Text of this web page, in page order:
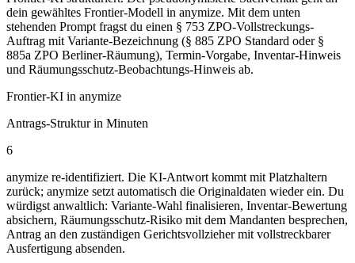
dein gewähltes Frontier-Modell in anymize. Mit dem unten
stehenden Prompt fragst du einen § 753 ZPO-Vollstreckungs-
Auftrag mit Variante-Bezeichnung (§ 885 ZPO Standard oder §
885a ZPO Berliner-Räumung), Termin-Vorgabe, Inventar-Hinweis
und Räumungsschutz-Beobachtungs-Hinweis ab.
Frontier-KI in anymize
Antrags-Struktur in Minuten
6
anymize re-identifiziert. Die KI-Antwort kommt mit Platzhaltern
zurück; anymize setzt automatisch die Originaldaten wieder ein. Du
würdigst anwaltlich: Variante-Wahl finalisieren, Inventar-Bewertung
absichern, Räumungsschutz-Risiko mit dem Mandanten besprechen,
Antrag an den zuständigen Gerichtsvollzieher mit vollstreckbarer
Ausfertigung absenden.